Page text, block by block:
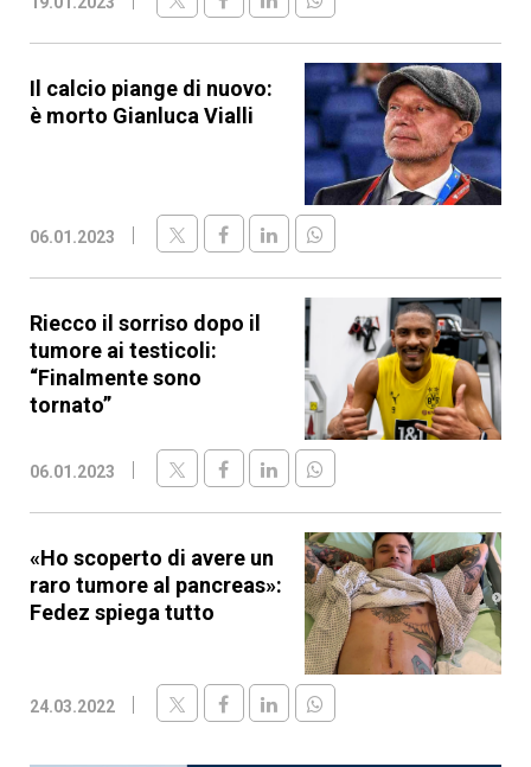
Il calcio piange di nuovo:
è morto Gianluca Vialli
06.01.2023
Riecco il sorriso dopo il
tumore ai testicoli:
“Finalmente sono
tornato”
06.01.2023
«Ho scoperto di avere un
raro tumore al pancreas»:
Fedez spiega tutto
24.03.2022